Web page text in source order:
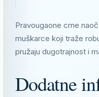
Pravougaone crne
muškarce koji traže
pružaju dugotrajnost i
Dodatne